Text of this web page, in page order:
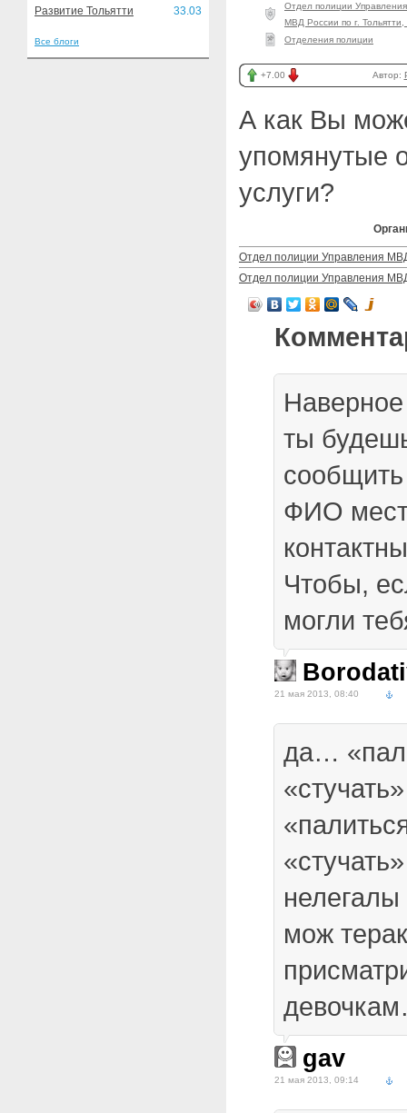
Развитие Тольятти 33.03
Все блоги
Отдел полиции
МВД России по г.
Отделения полиции
+7.00 Автор:
А как Вы
упомянутые
услуги?
Отдел полиции Управления
Отдел полиции Управления
ты
ФИО
Чтобы,
могли
21 мая 2013, 08:40
да…
мож
gav
21 мая 2013, 09:14